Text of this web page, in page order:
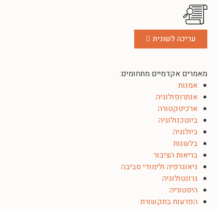
עריכה לשונית
מאמרים אקדמיים מתחומים:
אמנות
אנתרופולוגיה
ארכיטקטורה
ביוטכנולוגיה
ביולוגיה
בלשנות
בריאות הציבור
גיאוגרפיה ולימודי סביבה
גרונטולוגיה
היסטוריה
הפרעות בתקשורת